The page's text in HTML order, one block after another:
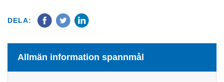
DELA:
Allmän information spannmål